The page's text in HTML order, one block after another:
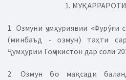
1.
1. Озмуни ҷумҳуриявии
(минбаъд - озмун) таҳти
Ҷумҳурии Тоҷикистон дар соли
2. Озмун бо мақсади